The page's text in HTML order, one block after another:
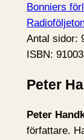
Bonniers
Antal sidor:
ISBN:
Peter
Peter
författare.